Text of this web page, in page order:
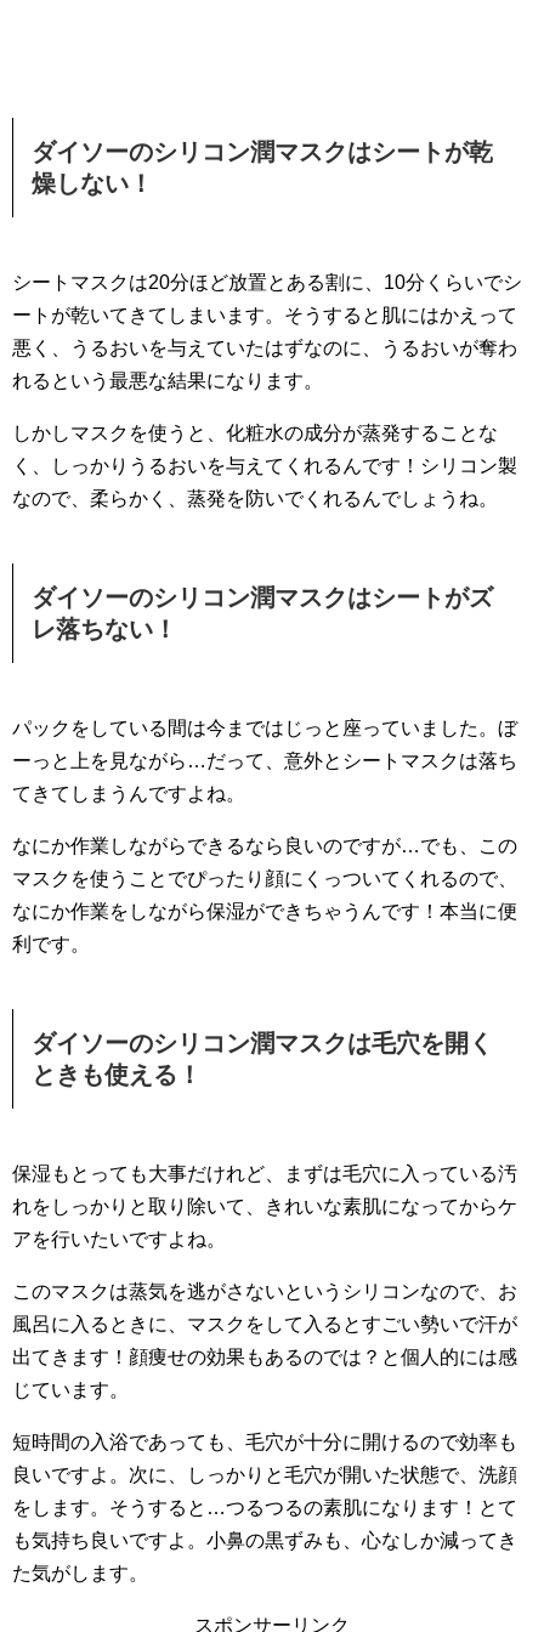
ダイソーのシリコン潤マスクはシートが乾
燥しない！
シートマスクは20分ほど放置とある割に、10分くらいでシ
ートが乾いてきてしまいます。そうすると肌にはかえって
悪く、うるおいを与えていたはずなのに、うるおいが奪わ
れるという最悪な結果になります。
しかしマスクを使うと、化粧水の成分が蒸発することな
く、しっかりうるおいを与えてくれるんです！シリコン製
なので、柔らかく、蒸発を防いでくれるんでしょうね。
ダイソーのシリコン潤マスクはシートがズ
レ落ちない！
パックをしている間は今まではじっと座っていました。ぼ
ーっと上を見ながら…だって、意外とシートマスクは落ち
てきてしまうんですよね。
なにか作業しながらできるなら良いのですが…でも、この
マスクを使うことでぴったり顔にくっついてくれるので、
なにか作業をしながら保湿ができちゃうんです！本当に便
利です。
ダイソーのシリコン潤マスクは毛穴を開く
ときも使える！
保湿もとっても大事だけれど、まずは毛穴に入っている汚
れをしっかりと取り除いて、きれいな素肌になってからケ
アを行いたいですよね。
このマスクは蒸気を逃がさないというシリコンなので、お
風呂に入るときに、マスクをして入るとすごい勢いで汗が
出てきます！顔痩せの効果もあるのでは？と個人的には感
じています。
短時間の入浴であっても、毛穴が十分に開けるので効率も
良いですよ。次に、しっかりと毛穴が開いた状態で、洗顔
をします。そうすると…つるつるの素肌になります！とて
も気持ち良いですよ。小鼻の黒ずみも、心なしか減ってき
た気がします。
スポンサーリンク